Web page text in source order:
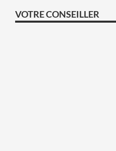
VOTRE CONSEILLER